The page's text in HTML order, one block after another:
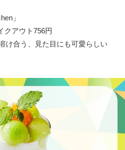
」
クアウト756円
け合う、見た目にも可愛らしい